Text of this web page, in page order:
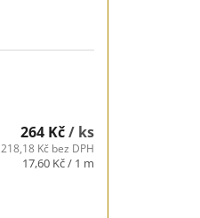
264 Kč/ ks
218,18 Kč bez DPH
Měrná
17,60 Kč / 1 m